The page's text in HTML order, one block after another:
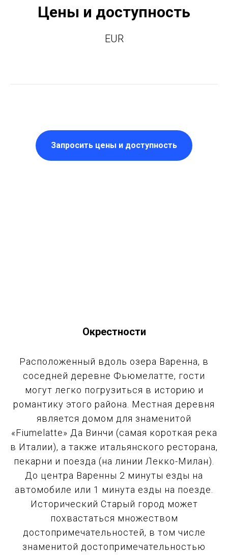
Цены и доступность
EUR
Запросить цены и доступность
Окрестности
Расположенный вдоль озера Варенна, в
соседней деревне Фьюмелатте, гости
могут легко погрузиться в историю и
романтику этого района. Местная деревня
является домом для знаменитой
«Fiumelatte» Да Винчи (самая короткая река
в Италии), а также итальянского ресторана,
пекарни и поезда (на линии Лекко-Милан).
До центра Варенны 2 минуты езды на
автомобиле или 1 минута езды на поезде.
Исторический Старый город может
похвастаться множеством
достопримечательностей, в том числе
знаменитой достопримечательностью